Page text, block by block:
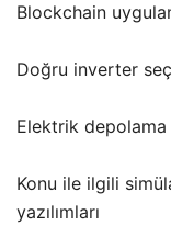
Blockchain
Doğru inverter
Elektrik
Konu ile ilgili
yazılımları